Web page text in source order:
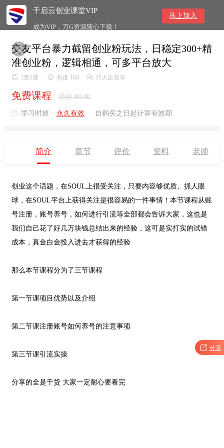
千启云创业课堂VIP
成为VIP，万G资源随心下载！
马上加入

交友平台暴力截留创业粉玩法，日稳定300+精
准创业粉，逻辑相通，可多平台放大
 1章1课  热度 184  15人正在学
免费课程 原价 ¥0.00
 学习时效 : 永久有效 自购买之日起计算有效期
简介 章节 评价 资料 老师
创业这个话题，在SOUL上很受关注，只要内容够优质、抓人眼
球，在SOUL平台上获得关注是很容易的一件事情！本节课程从账
号注册，账号养号，如何进行引流等全部都会告诉大家，这也是
我们自己花了好几万块钱总结出来的经验，这可是实打实的试错
成本，真金白金投入进去才获得的经验
那么本节课程分为了三节课程
第一节课项目优势以及介绍
第二节课注册账号如何养号的注意事项
第三节课引流实操
分享的全是干货 大家一定耐心要看完
 分享